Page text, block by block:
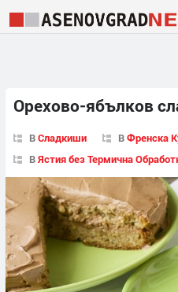
Орехово-ябълков
ВСладкиши ВФренска
ВЯстия без Термична